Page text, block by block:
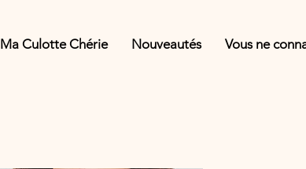
Ma Culotte Chérie Nouveautés Vous ne